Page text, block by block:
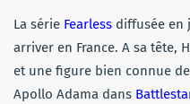
La série Fearless diffusée en
arriver en France. A sa tête,
et une figure bien connue
Apollo Adama dans